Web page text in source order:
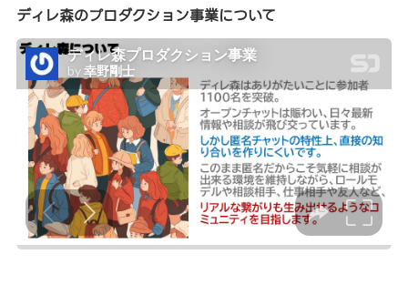
ディレ森のプロダクション事業について